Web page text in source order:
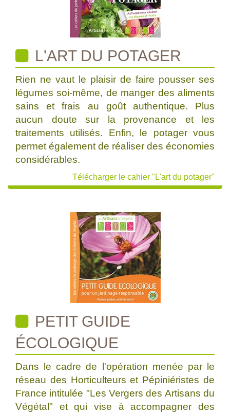
L'ART DU POTAGER
Rien ne vaut le plaisir de faire pousser ses
légumes soi-même, de manger des aliments
sains et frais au goût authentique. Plus
aucun doute sur la provenance et les
traitements utilisés. Enfin, le potager vous
permet également de réaliser des économies
considérables.
Télécharger le cahier "L'art du potager"
PETIT GUIDE
ÉCOLOGIQUE
Dans le cadre de l'opération menée par le
réseau des Horticulteurs et Pépiniéristes de
France intitulée "Les Vergers des Artisans du
Végétal" et qui vise à accompagner des